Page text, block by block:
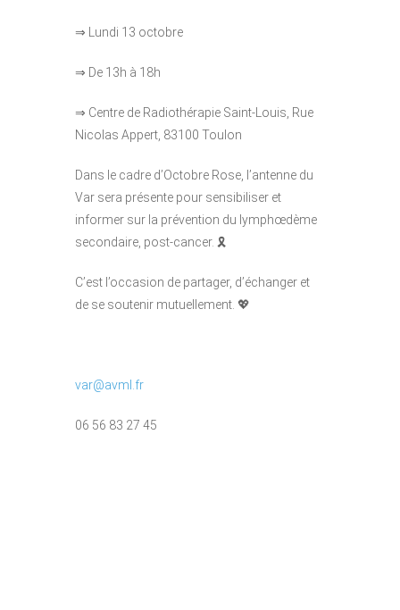
⇒ Lundi 13 octobre
⇒ De 13h à 18h
⇒ Centre de Radiothérapie Saint-Louis, Rue
Nicolas Appert, 83100 Toulon
Dans le cadre d’Octobre Rose, l’antenne du
Var sera présente pour sensibiliser et
informer sur la prévention du lymphœdème
secondaire, post-cancer. 🎗️
C’est l’occasion de partager, d’échanger et
de se soutenir mutuellement. 💖
var@avml.fr
06 56 83 27 45